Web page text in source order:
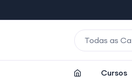
Todas as
Cursos